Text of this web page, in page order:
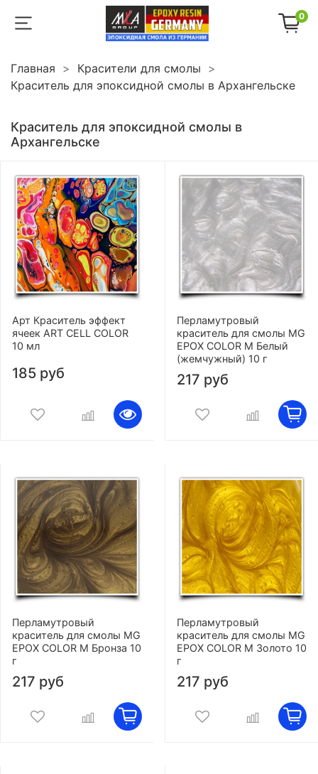
0
Главная
Красители для смолы
Краситель для эпоксидной смолы в Архангельске
Краситель для эпоксидной смолы в
Архангельске
Арт Краситель эффект
ячеек ART CELL COLOR
10 мл
185 руб
Перламутровый
краситель для смолы MG
EPOX COLOR M Белый
(жемчужный) 10 г
217 руб
Перламутровый
краситель для смолы MG
EPOX COLOR M Бронза 10
г
217 руб
Перламутровый
краситель для смолы MG
EPOX COLOR M Золото 10
г
217 руб